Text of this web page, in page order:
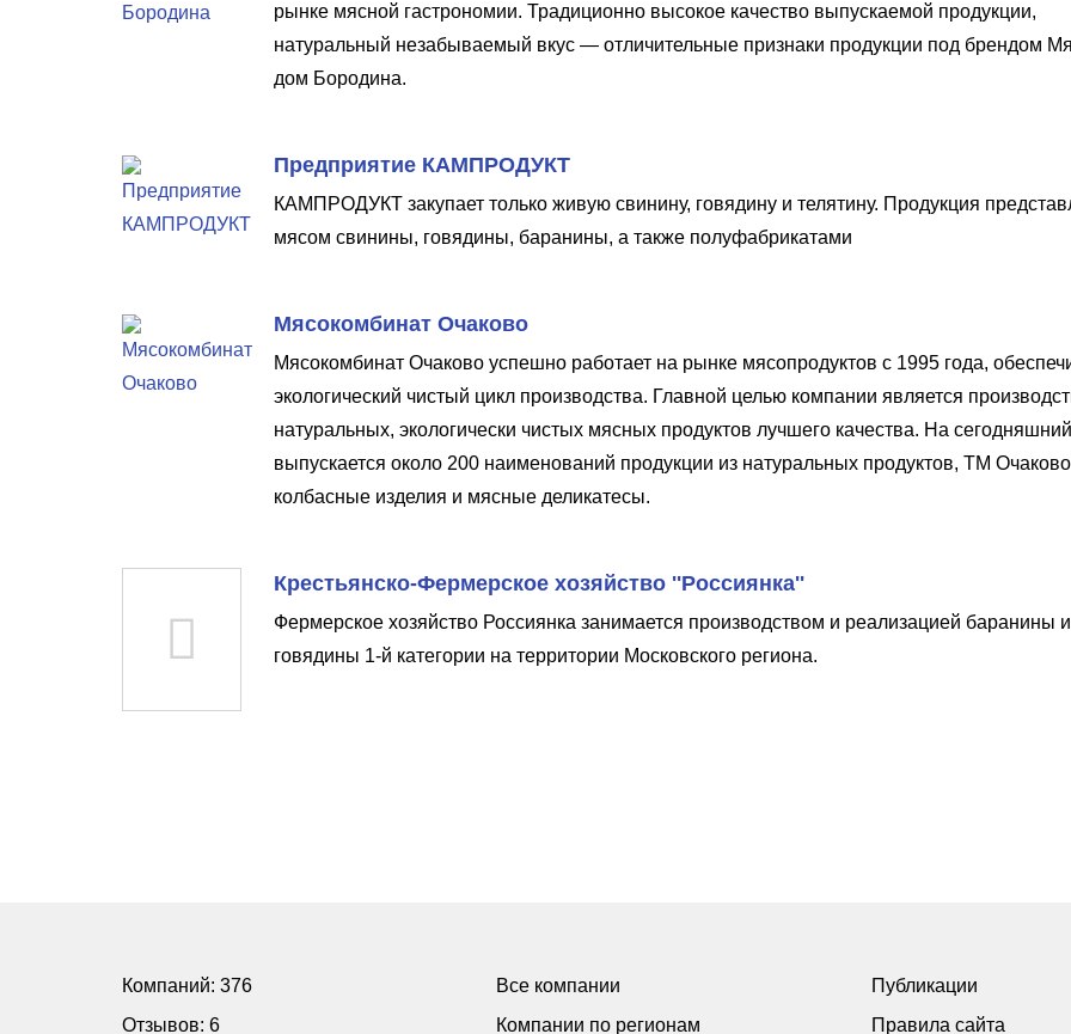
рынке мясной гастрономии. Традиционно высокое качество выпускаемой продукции,
натуральный незабываемый вкус — отличительные признаки продукции под брендом
дом Бородина.
Предприятие КАМПРОДУКТ
КАМПРОДУКТ закупает только живую свинину, говядину и телятину. Продукция
мясом свинины, говядины, баранины, а также полуфабрикатами
Мясокомбинат Очаково
Мясокомбинат Очаково успешно работает на рынке мясопродуктов с 1995 года,
экологический чистый цикл производства. Главной целью компании является
натуральных, экологически чистых мясных продуктов лучшего качества. На
выпускается около 200 наименований продукции из натуральных продуктов, ТМ
колбасные изделия и мясные деликатесы.
Крестьянско-Фермерское хозяйство ''Россиянка''
Фермерское хозяйство Россиянка занимается производством и реализацией баранины и
говядины 1-й категории на территории Московского региона.
Компаний: 376
Отзывов: 6
Все компании
Компании по регионам
Публикации
Правила сайта